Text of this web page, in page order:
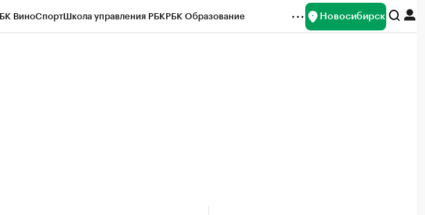
ВиноСпортШкола управления РБКРБК Образование Новосибирск